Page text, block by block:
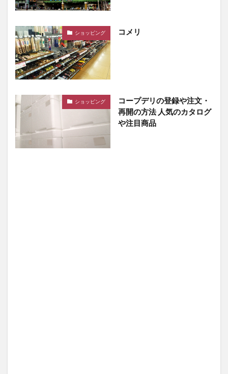
ショッピング コメリ
ショッピング
コープデリの登録や注文・
再開の方法 人気のカタログ
や注目商品